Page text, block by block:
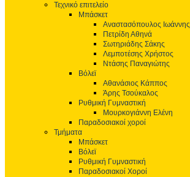
Τεχνικό επιτελείο
Μπάσκετ
Αναστασόπουλος Ιωάννης
Πετρίδη Αθηνά
Σωτηριάδης Σάκης
Λεμποτέσης Χρήστος
Ντάσης Παναγιώτης
Βόλεϊ
Αθανάσιος Κάππος
Άρης Τσούκαλος
Ρυθμική Γυμναστική
Μουρκογιάννη Ελένη
Παραδοσιακοί χοροί
Τμήματα
Μπάσκετ
Βόλεϊ
Ρυθμική Γυμναστική
Παραδοσιακοί Χοροί